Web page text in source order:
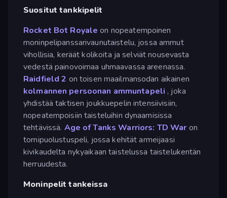
Suositut tankkipelit
Rocket Bot Royale on nopeatempoinen
moninpelipanssarivaunutaistelu, jossa ammut
vihollisia, keräät kolikoita ja selviät nousevasta
vedestä painovoimaa uhmaavassa areenassa.
Raidfield 2 on toisen maailmansodan aikainen
kolmannen persoonan ammuntapeli , joka
yhdistää taktisen joukkuepelin intensiivisiin,
nopeatempoisiin taisteluihin dynaamisissa
tehtävissä. Age of Tanks Warriors: TD War on
tornipuolustuspeli, jossa kehität armeijaasi
kivikaudelta nykyaikaan taistelussa taistelukentän
herruudesta.
Moninpelit tankeissa